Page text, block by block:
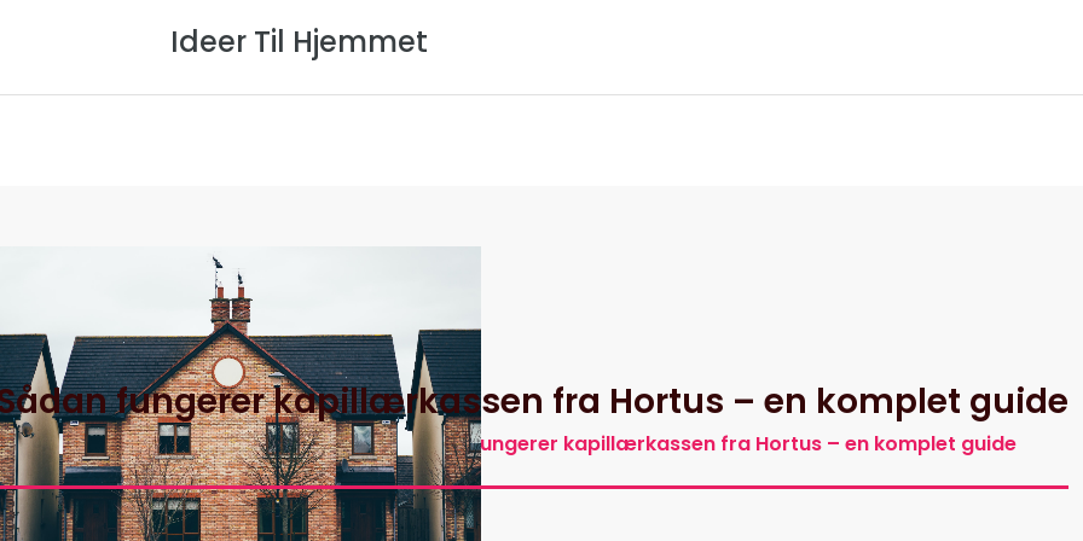
Ideer Til Hjemmet
fungerer kapillærkassen fra Hortus – en komplet guide
Hjem>Ideer Til Hjemmets Artikler> Sådan fungerer kapillærkassen fra Hortus – en komplet guide